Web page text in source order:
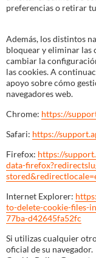
preferencias o retirar
Además, los distintos
bloquear y eliminar las
cambiar la
las cookies. A
apoyo sobre cómo
navegadores web.
Chrome: https://
Safari: https://
Firefox: https://
data-
Internet Explorer:
to-delete-cookie-files-
77ba-d42645fa52fc
Si utilizas cualquier
oficial de su navegador.